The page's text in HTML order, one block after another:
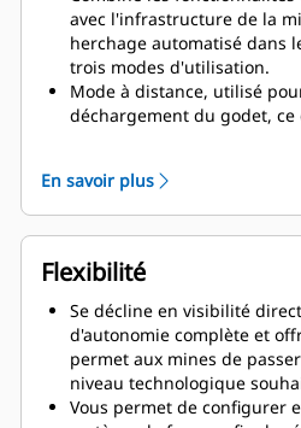
avec l'infrastructure de la
herchage automatisé dans
trois modes d'utilisation.
Mode à distance, utilisé
déchargement du godet,
machine.
Mode semi-autonome
conducteur de surveiller la
sur un plan de la mine et
manipulateurs pour fournir
machine une entrée de
scanners embarqués,
du réseau radio, afin de
automatique de la machine
Mode autonome autopiloté
En savoir plus
Flexibilité
Se décline en visibilité
d'autonomie complète et
permet aux mines de
niveau technologique
Vous permet de configurer